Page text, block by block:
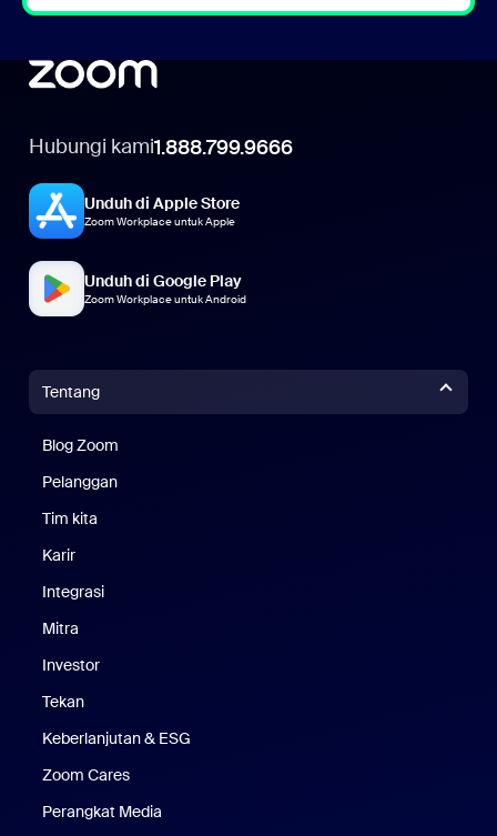
Hubungi kami1.888.799.9666
Unduh di Apple Store
Zoom Workplace untuk Apple
Unduh di Google Play
Zoom Workplace untuk Android
Tentang
Blog Zoom
Pelanggan
Tim kita
Karir
Integrasi
Mitra
Investor
Tekan
Keberlanjutan & ESG
Zoom Cares
Perangkat Media